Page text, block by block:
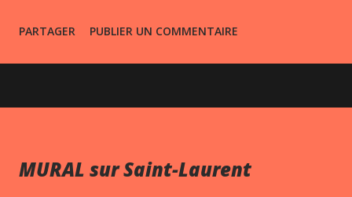
PARTAGER PUBLIER UN COMMENTAIRE
MURAL sur Saint-Laurent